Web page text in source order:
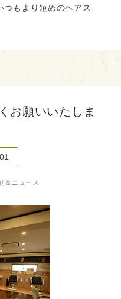
つもより短めのヘアス
お願いいたしま
＆ニュース